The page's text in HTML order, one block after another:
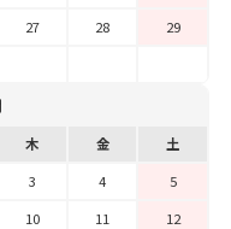
27 28
29
木 金
土
3 4
5
10 11
12